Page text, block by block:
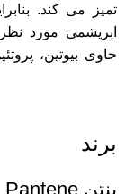
تمیز می کند.
ابریشمی مورد
حاوی بیوتین،
برند
پنتن Pantene